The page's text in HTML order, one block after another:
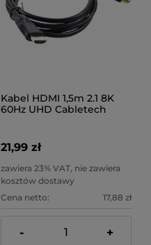
Kabel HDMI 1,5m 2.1 8K
60Hz UHD Cabletech
21,99 zł
zawiera 23% VAT, nie zawiera
kosztów dostawy
Cena netto:
17,88 zł
- +